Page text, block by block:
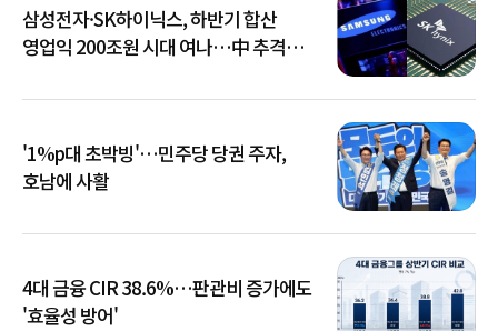
삼성전자·SK하이닉스, 하반기 합산
영업익 200조원 시대 여나…中 추격은
'1%p대 초박빙'…민주당 당권 주자,
호남에 사활
4대 금융 CIR 38.6%…판관비 증가에도
'효율성 방어'